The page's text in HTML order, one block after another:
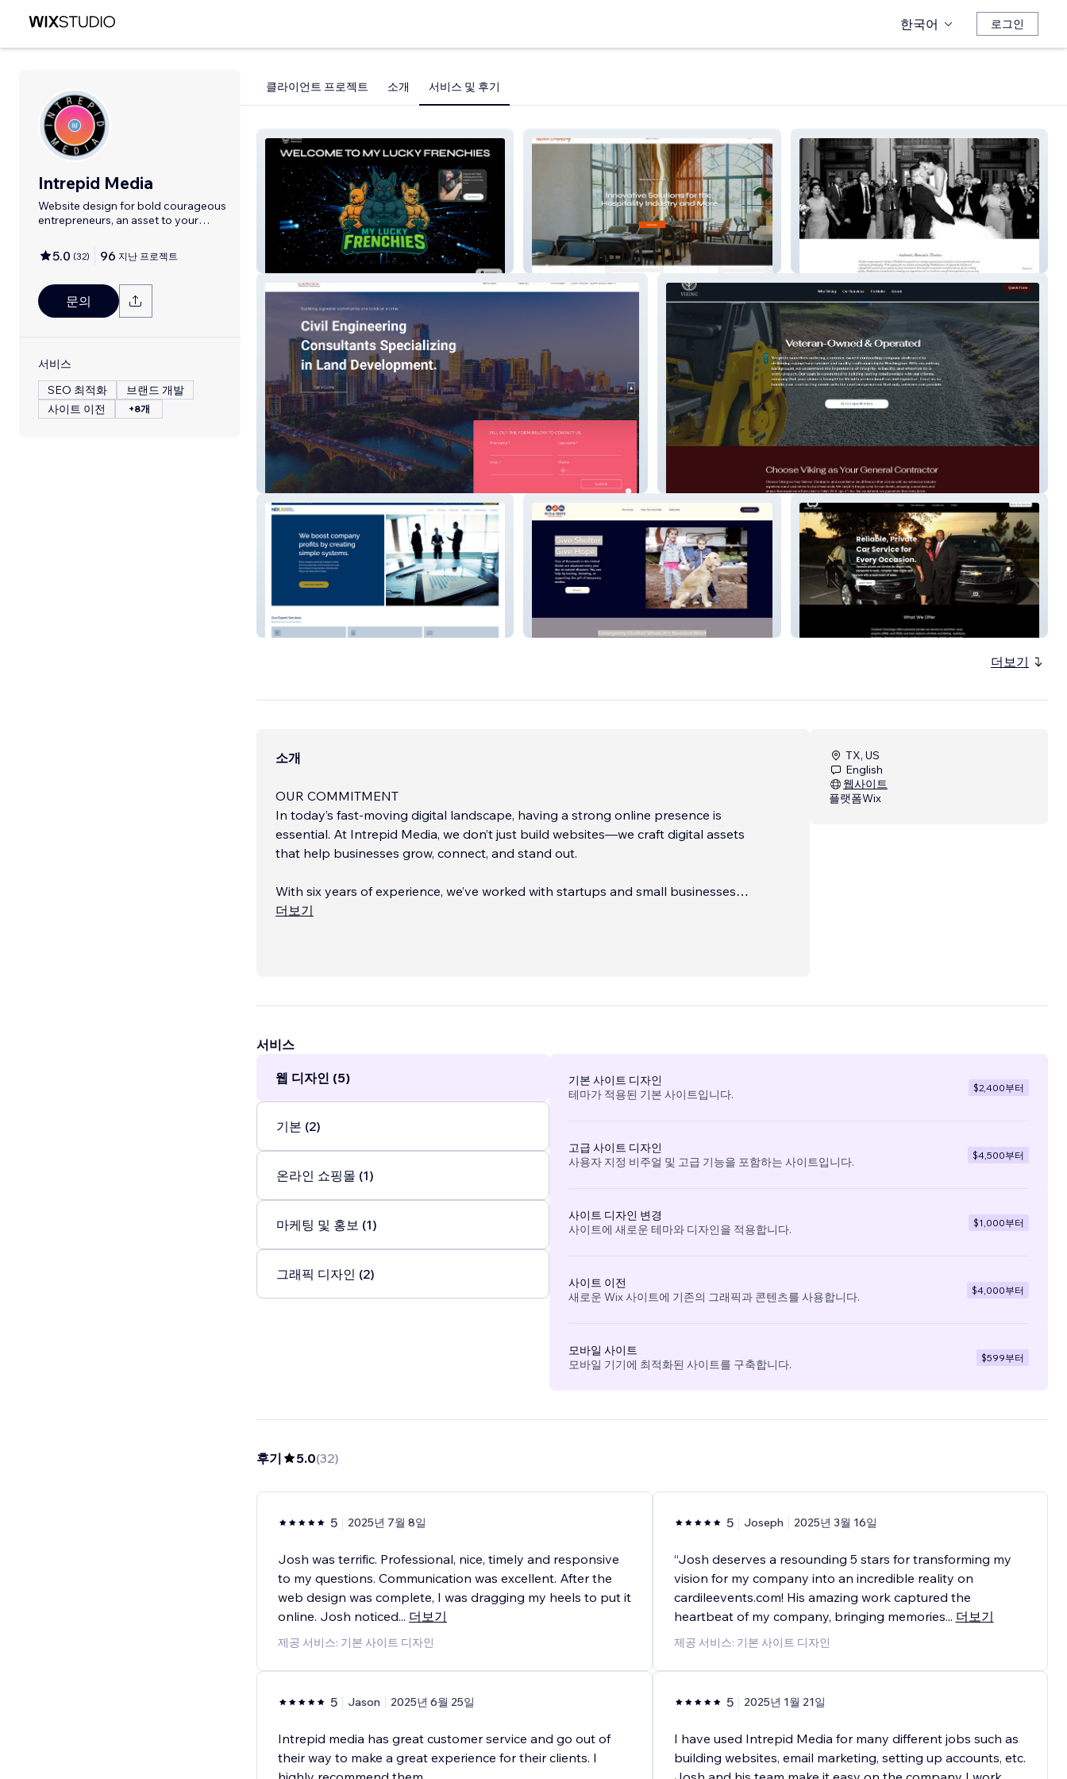
한국어 로그인
Intrepid Media
Website design for bold courageous
entrepreneurs, an asset to your
5.0 (32) 96 지난 프로젝트
문의
서비스
SEO 최적화
브랜드 개발
사이트 이전
+8개
클라이언트 프로젝트 소개 서비스 및 후기
French Hospitality Consulting The Kubicinas
Centex
Nexus Consulting Created Concierge
더보기
소개
OUR COMMITMENT
In today’s fast-moving digital landscape, having a strong online presence is
essential. At Intrepid Media, we don’t just build websites—we craft digital assets
that help businesses grow, connect, and stand out.
With six years of experience, we’ve worked with startups and small businesses
across various industries, helping them create websites, landing pages, social
to elevating your brand, amplifying your message, and driving real business
더보기
TX, US
English
웹사이트
플랫폼Wix
서비스
웹 디자인 (5)
기본 (2)
온라인 쇼핑몰 (1)
마케팅 및 홍보 (1)
그래픽 디자인 (2)
기본 사이트 디자인
테마가 적용된 기본 사이트입니다.
$2,400부터
고급 사이트 디자인
사용자 지정 비주얼 및 고급 기능을 포함하는 사이트입니다.
$4,500부터
사이트 디자인 변경
사이트에 새로운 테마와 디자인을 적용합니다.
$1,000부터
사이트 이전
새로운 Wix 사이트에 기존의 그래픽과 콘텐츠를 사용합니다.
$4,000부터
모바일 사이트
모바일 기기에 최적화된 사이트를 구축합니다.
$599부터
후기 5.0(32)
5 2025년 7월 8일
Josh was terrific. Professional, nice, timely and responsive
to my questions. Communication was excellent. After the
web design was complete, I was dragging my heels to put it
online. Josh noticed... 더보기
제공 서비스: 기본 사이트 디자인
5 Jason 2025년 6월 25일
Intrepid media has great customer service and go out of
their way to make a great experience for their clients. I
5 Joseph 2025년 3월 16일
“Josh deserves a resounding 5 stars for transforming my
vision for my company into an incredible reality on
cardileevents.com! His amazing work captured the
heartbeat of my company, bringing memories... 더보기
제공 서비스: 기본 사이트 디자인
5 2025년 1월 21일
I have used Intrepid Media for many different jobs such as
building websites, email marketing, setting up accounts, etc.